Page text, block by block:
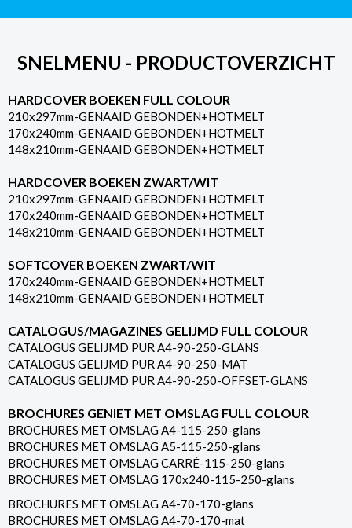
SNELMENU - PRODUCTOVERZICHT
HARDCOVER BOEKEN FULL COLOUR
210x297mm-GENAAID GEBONDEN+HOTMELT
170x240mm-GENAAID GEBONDEN+HOTMELT
148x210mm-GENAAID GEBONDEN+HOTMELT
HARDCOVER BOEKEN ZWART/WIT
210x297mm-GENAAID GEBONDEN+HOTMELT
170x240mm-GENAAID GEBONDEN+HOTMELT
148x210mm-GENAAID GEBONDEN+HOTMELT
SOFTCOVER BOEKEN ZWART/WIT
170x240mm-GENAAID GEBONDEN+HOTMELT
148x210mm-GENAAID GEBONDEN+HOTMELT
CATALOGUS/MAGAZINES GELIJMD FULL COLOUR
CATALOGUS GELIJMD PUR A4-90-250-GLANS
CATALOGUS GELIJMD PUR A4-90-250-MAT
CATALOGUS GELIJMD PUR A4-90-250-OFFSET-GLANS
BROCHURES GENIET MET OMSLAG FULL COLOUR
BROCHURES MET OMSLAG A4-115-250-glans
BROCHURES MET OMSLAG A5-115-250-glans
BROCHURES MET OMSLAG CARRÉ-115-250-glans
BROCHURES MET OMSLAG 170x240-115-250-glans
BROCHURES MET OMSLAG A4-70-170-glans
BROCHURES MET OMSLAG A4-70-170-mat